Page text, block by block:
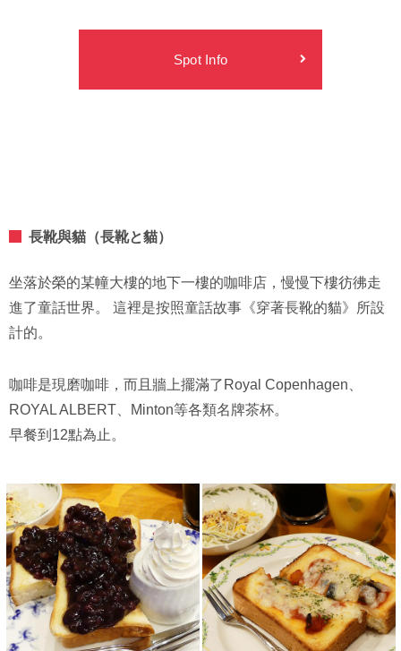
Spot Info
長靴與貓（長靴と貓）
坐落於榮的某幢大樓的地下一樓的咖啡店，慢慢下樓彷彿走
進了童話世界。 這裡是按照童話故事《穿著長靴的貓》所設
計的。
咖啡是現磨咖啡，而且牆上擺滿了Royal Copenhagen、
ROYAL ALBERT、Minton等各類名牌茶杯。
早餐到12點為止。